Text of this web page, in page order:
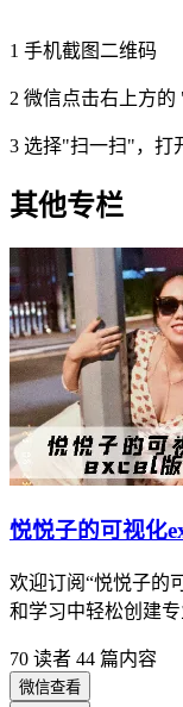
1 手机截图二维码
2 微信点击右上方的
3 选择"扫一扫"，打
其他专栏
悦悦子的可视化
欢迎订阅“悦悦子的
和学习中轻松创建
70 读者 44 篇内容
微信查看